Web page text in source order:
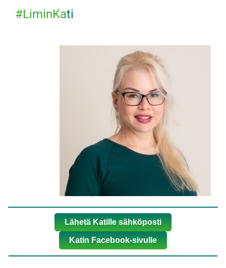
#LiminKati
Lähetä Katille sähköposti
Katin Facebook-sivulle